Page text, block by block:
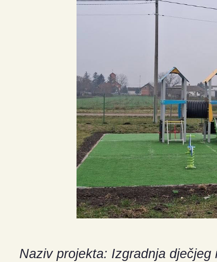
Naziv projekta: Izgradnja dječjeg